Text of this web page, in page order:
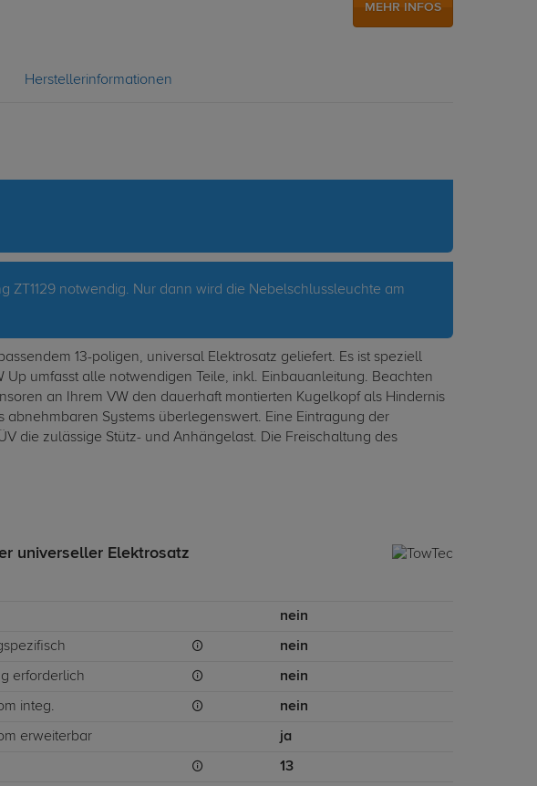
MEHR INFOS
Herstellerinformationen
ZT1129 notwendig. Nur dann wird die Nebelschlussleuchte am
13-poligen, universal Elektrosatz geliefert. Es ist speziell
umfasst alle notwendigen Teile, inkl. Einbauanleitung. Beachten
an Ihrem VW den dauerhaft montierten Kugelkopf als Hindernis
Systems überlegenswert. Eine Eintragung der
die zulässige Stütz- und Anhängelast. Die Freischaltung des
universeller Elektrosatz
nein
nein
erforderlich nein
integ. nein
erweiterbar ja
13